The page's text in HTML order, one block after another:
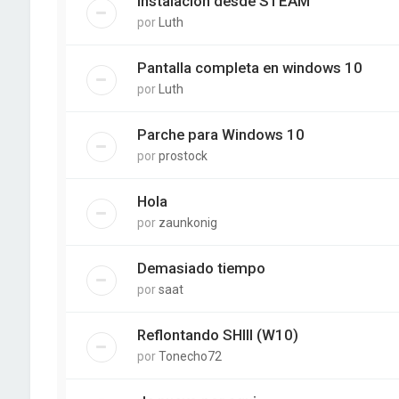
porLuth
Pantalla completa en windows 10
porLuth
Parche para Windows 10
porprostock
Hola
por zaunkonig
Demasiado tiempo
porsaat
Reflontando SHIII (W10)
porTonecho72